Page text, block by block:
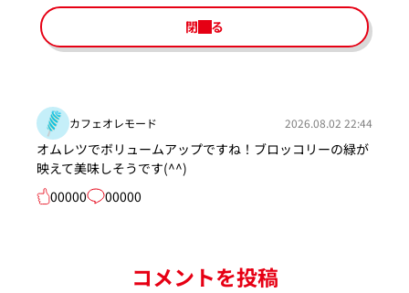
閉じる
カフェオレモード 2026.08.02 22:44
オムレツでボリュームアップですね！ブロッコリーの緑が
映えて美味しそうです(^^)
00000
00000
コメントを投稿